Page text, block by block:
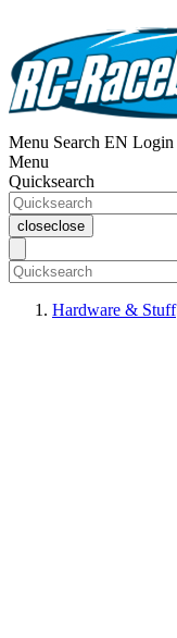
Menu Search EN Login
Menu
Quicksearch
closeclose
Hardware & Stuff